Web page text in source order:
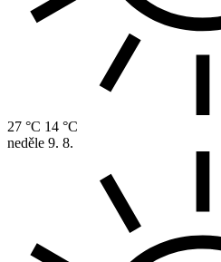
27 °C 14 °C
neděle 9. 8.